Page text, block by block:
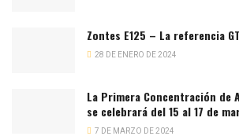
Zontes E125 – La referencia GT
28 DE ENERO DE 2024
La Primera Concentración de
se celebrará del 15 al 17 de
7 DE MARZO DE 2024